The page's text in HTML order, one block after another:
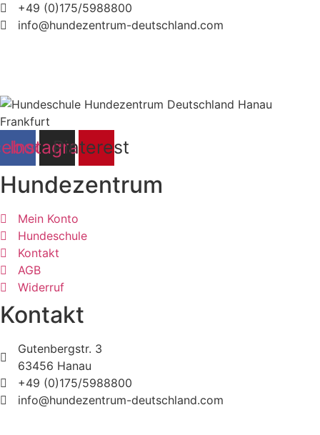
+49 (0)175/5988800
info@hundezentrum-deutschland.com
Instagram
Pinterest
Hundezentrum
Mein Konto
Hundeschule
Kontakt
AGB
Widerruf
Kontakt
Gutenbergstr. 3
63456 Hanau
+49 (0)175/5988800
info@hundezentrum-deutschland.com